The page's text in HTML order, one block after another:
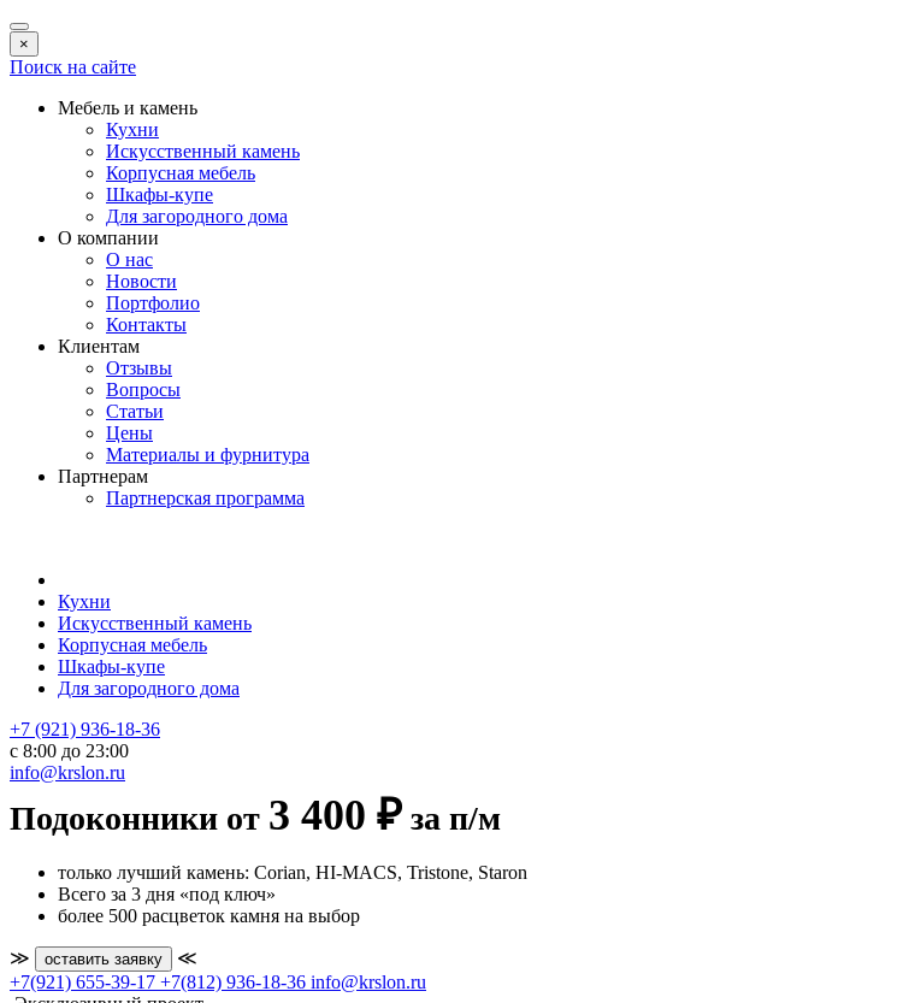
×
Поиск на сайте
Мебель и камень
Кухни
Искусственный камень
Корпусная мебель
Шкафы-купе
Для загородного дома
О компании
О нас
Новости
Портфолио
Контакты
Клиентам
Отзывы
Вопросы
Статьи
Цены
Материалы и фурнитура
Партнерам
Партнерская программа
Кухни
Искусственный камень
Корпусная мебель
Шкафы-купе
Для загородного дома
+7 (921) 936-18-36
с 8:00 до 23:00
info@krslon.ru
Подоконники от 3 400 ₽ за п/м
только лучший камень: Corian, HI-MACS, Tristone, Staron
Всего за 3 дня «под ключ»
более 500 расцветок камня на выбор
≫ оставить заявку
≪
+7(921) 655-39-17 +7(812) 936-18-36 info@krslon.ru